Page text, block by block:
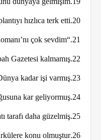
20.Ahmet bey toplantıyı hızlıca terk etti.
21.“Sinekli Bakkal” Romanı’nı çok sevdim.
22.Markette Sabah Gazetesi kalmamış.
23.Onun Dünya kadar işi varmış.
24.Bolu’nun Doğusuna kar geliyormuş.
25.Ankara’nın Batı tarafı daha güzelmiş.
26.Fırat nehri, türkülere konu olmuştur.